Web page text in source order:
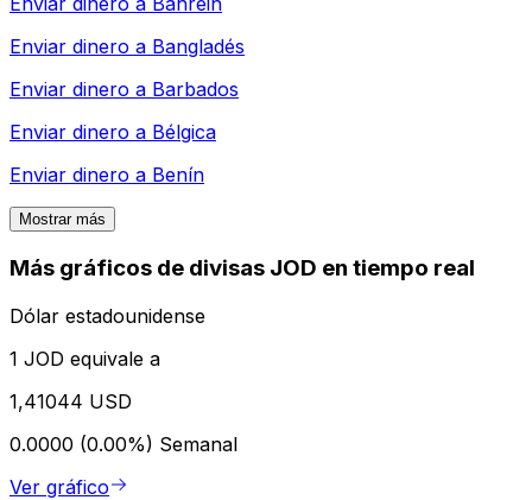
Enviar dinero a Bangladés
Enviar dinero a Barbados
Enviar dinero a Bélgica
Enviar dinero a Benín
Mostrar más
Más gráficos de divisas JOD en tiempo real
Dólar estadounidense
1 JOD equivale a
1,41044 USD
0.0000 (0.00%) Semanal
Ver gráfico